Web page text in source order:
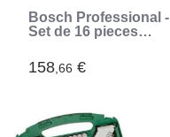
Bosch Professional -
Set de 16 pieces
158,66 €